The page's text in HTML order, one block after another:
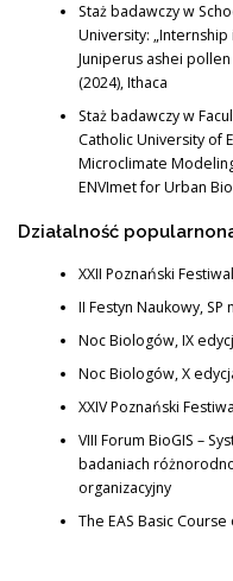
Staż badawczy w
University:
Juniperus ashei
(2024), Ithaca
Staż badawczy w
Catholic University of
Microclimate
ENVImet for Urban
Działalność
XXII Poznański
II Festyn Naukowy,
Noc Biologów, IX
Noc Biologów, X
XXIV Poznański
VIII Forum BioGIS –
badaniach
organizacyjny
The EAS Basic